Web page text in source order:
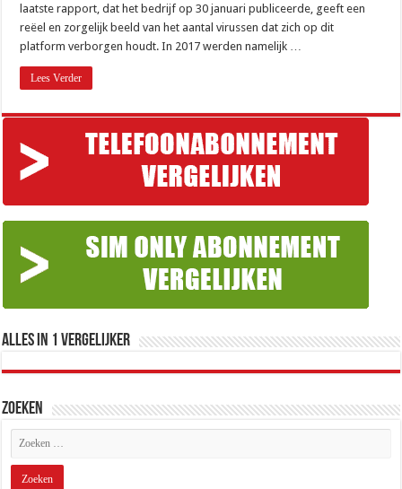
laatste rapport, dat het bedrijf op 30 januari publiceerde, geeft een
reëel en zorgelijk beeld van het aantal virussen dat zich op dit
platform verborgen houdt. In 2017 werden namelijk …
Lees Verder
Alles in 1 Vergelijker
Zoeken